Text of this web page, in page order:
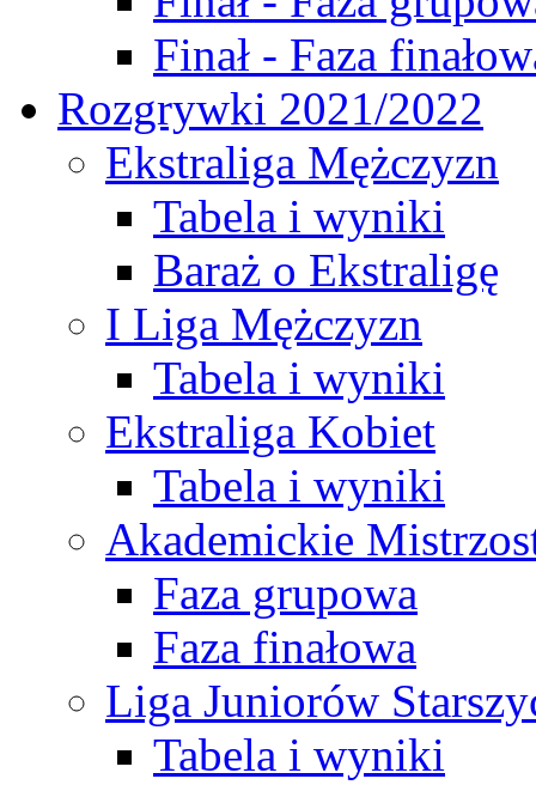
Finał - Faza
Rozgrywki 2021/2022
Ekstraliga Mężczyzn
Tabela i wyniki
Baraż o Ekstraligę
I Liga Mężczyzn
Tabela i wyniki
Ekstraliga Kobiet
Tabela i wyniki
Akademickie
Faza grupowa
Faza finałowa
Liga Juniorów
Tabela i wyniki